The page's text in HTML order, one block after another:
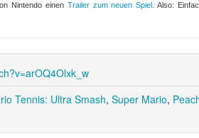
Nintendo einen Trailer zum neuen Spiel
. Also:
Tennis: Ultra Smash, Super Mario,